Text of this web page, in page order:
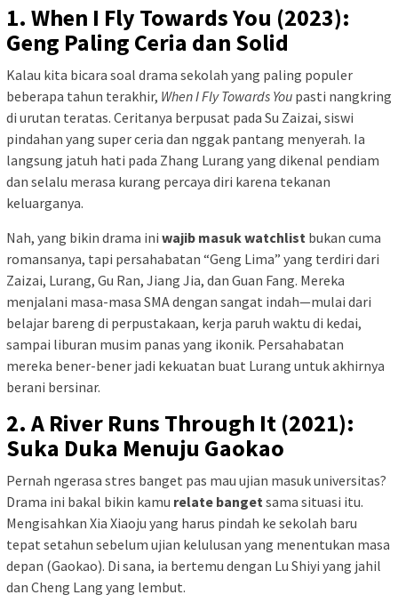
1. When I Fly Towards You (2023):
Geng Paling Ceria dan Solid
Kalau kita bicara soal drama sekolah yang paling populer
beberapa tahun terakhir, When I Fly Towards You pasti nangkring
di urutan teratas. Ceritanya berpusat pada Su Zaizai, siswi
pindahan yang super ceria dan nggak pantang menyerah. Ia
langsung jatuh hati pada Zhang Lurang yang dikenal pendiam
dan selalu merasa kurang percaya diri karena tekanan
keluarganya.
Nah, yang bikin drama ini wajib masuk watchlist bukan cuma
romansanya, tapi persahabatan “Geng Lima” yang terdiri dari
Zaizai, Lurang, Gu Ran, Jiang Jia, dan Guan Fang. Mereka
menjalani masa-masa SMA dengan sangat indah—mulai dari
belajar bareng di perpustakaan, kerja paruh waktu di kedai,
sampai liburan musim panas yang ikonik. Persahabatan
mereka bener-bener jadi kekuatan buat Lurang untuk akhirnya
berani bersinar.
2. A River Runs Through It (2021):
Suka Duka Menuju Gaokao
Pernah ngerasa stres banget pas mau ujian masuk universitas?
Drama ini bakal bikin kamu relate banget sama situasi itu.
Mengisahkan Xia Xiaoju yang harus pindah ke sekolah baru
tepat setahun sebelum ujian kelulusan yang menentukan masa
depan (Gaokao). Di sana, ia bertemu dengan Lu Shiyi yang jahil
dan Cheng Lang yang lembut.